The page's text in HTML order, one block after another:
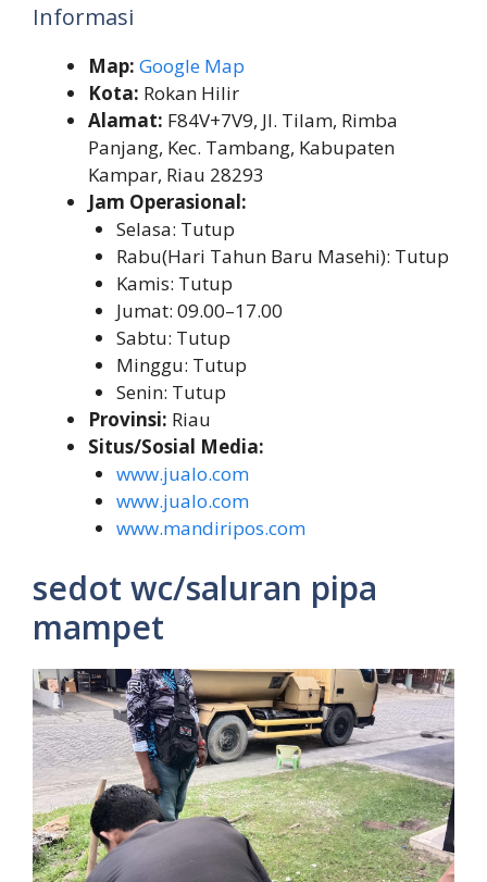
Informasi
Map: Google Map
Kota: Rokan Hilir
Alamat: F84V+7V9, Jl. Tilam, Rimba
Panjang, Kec. Tambang, Kabupaten
Kampar, Riau 28293
Jam Operasional:
Selasa: Tutup
Rabu(Hari Tahun Baru Masehi): Tutup
Kamis: Tutup
Jumat: 09.00–17.00
Sabtu: Tutup
Minggu: Tutup
Senin: Tutup
Provinsi: Riau
Situs/Sosial Media:
www.jualo.com
www.jualo.com
www.mandiripos.com
sedot wc/saluran pipa
mampet